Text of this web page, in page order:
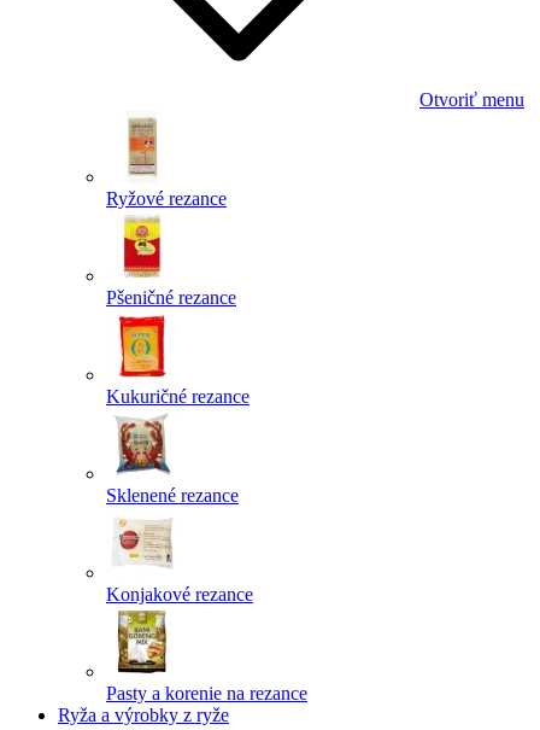
Otvoriť menu
Ryžové rezance
Pšeničné rezance
Kukuričné rezance
Sklenené rezance
Konjakové rezance
Pasty a korenie na rezance
Ryža a výrobky z ryže